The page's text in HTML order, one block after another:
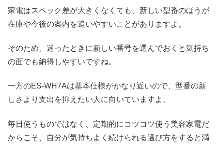
家電はスペック差が大きくなくても、新しい型番のほうが
在庫や今後の案内を追いやすいことがありますよ。
そのため、迷ったときに新しい番号を選んでおくと気持ち
の面でも納得しやすいですね。
一方のES-WH7Aは基本仕様がかなり近いので、型番の新
しさより支出を抑えたい人に向いていますよ。
毎日使うものではなく、定期的にコツコツ使う美容家電だ
からこそ、自分が気持ちよく続けられる選び方をすると満